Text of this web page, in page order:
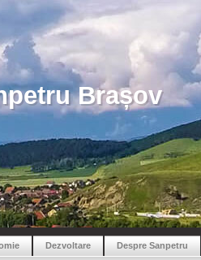
Brașov
Dezvoltare Despre Sanpetru